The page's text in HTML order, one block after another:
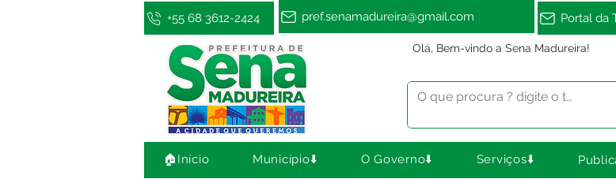
+55 68 3612-2424 pref.senamadureira@gmail.com Portal da
Olá, Bem-vindo a Sena Madureira!
🏠Início Município⬇️ O Governo⬇️ Serviços⬇️